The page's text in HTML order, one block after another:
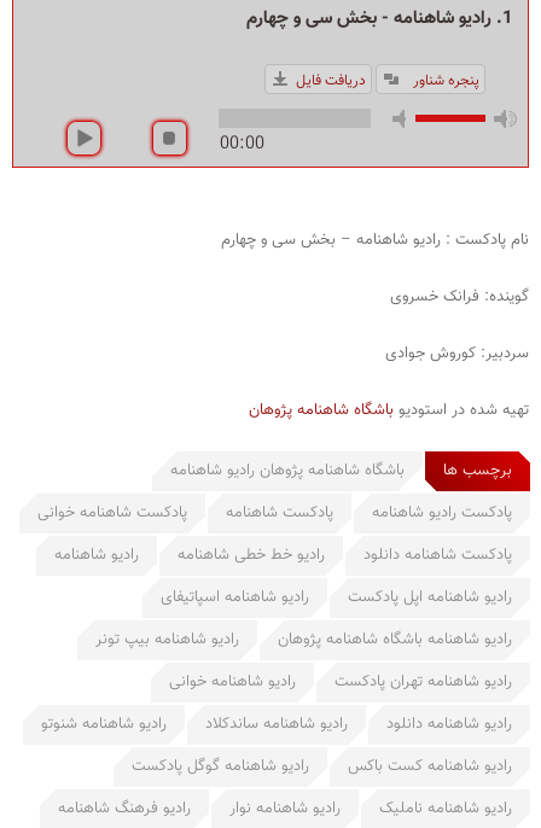
1. رادیو شاهنامه - بخش سی و چهارم
00:00
پنجره شناور دریافت فایل
نام پادکست : رادیو شاهنامه – بخش سی و چهارم
گوینده: فرانک ‌خسروی
سردبیر: کوروش جوادی
تهیه شده در استودیو باشگاه شاهنامه پژوهان
برچسب ها
باشگاه شاهنامه پژوهان رادیو شاهنامه
پادکست رادیو شاهنامه
پادکست شاهنامه
پادکست شاهنامه خوانی
پادکست شاهنامه دانلود
رادیو خط خطی شاهنامه
رادیو شاهنامه
رادیو شاهنامه اپل پادکست
رادیو شاهنامه اسپاتیفای
رادیو شاهنامه باشگاه شاهنامه پژوهان
رادیو شاهنامه بیپ تونر
رادیو شاهنامه تهران پادکست
رادیو شاهنامه خوانی
رادیو شاهنامه دانلود
رادیو شاهنامه ساندکلاد
رادیو شاهنامه شنوتو
رادیو شاهنامه کست باکس
رادیو شاهنامه گوگل پادکست
رادیو شاهنامه ناملیک
رادیو شاهنامه نوار رادیو فرهنگ شاهنامه